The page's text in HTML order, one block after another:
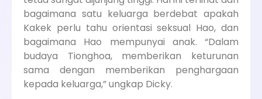
bagaimana satu keluarga berdebat apakah
Kakek perlu tahu orientasi seksual Hao, dan
bagaimana Hao mempunyai anak. “Dalam
budaya Tionghoa, memberikan keturunan
sama dengan memberikan penghargaan
kepada keluarga,” ungkap Dicky.